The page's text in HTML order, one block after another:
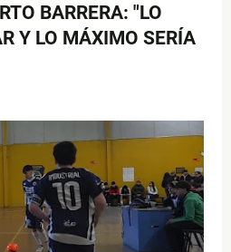
BARRERA: "LO
Y LO MÁXIMO SERÍA